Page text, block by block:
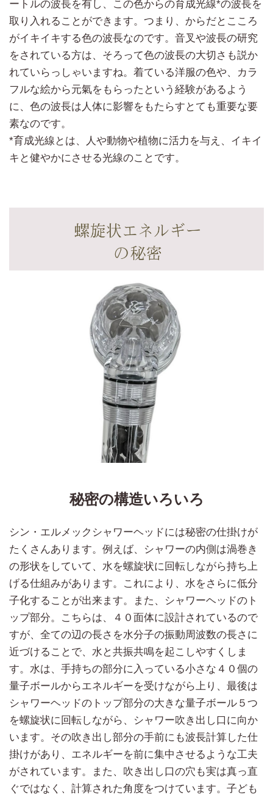
ートルの波長を有し、この色からの育成光線*の波長を
取り入れることができます。つまり、からだとこころ
がイキイキする色の波長なのです。音叉や波長の研究
をされている方は、そろって色の波長の大切さも説か
れていらっしゃいますね。着ている洋服の色や、カラ
フルな絵から元氣をもらったという経験があるよう
に、色の波長は人体に影響をもたらすとても重要な要
素なのです。
*育成光線とは、人や動物や植物に活力を与え、イキイ
キと健やかにさせる光線のことです。
秘密の構造いろいろ
シン・エルメックシャワーヘッドには秘密の仕掛けが
たくさんあります。例えば、シャワーの内側は渦巻き
の形状をしていて、水を螺旋状に回転しながら持ち上
げる仕組みがあります。これにより、水をさらに低分
子化することが出来ます。また、シャワーヘッドのト
ップ部分。こちらは、４０面体に設計されているので
すが、全ての辺の長さを水分子の振動周波数の長さに
近づけることで、水と共振共鳴を起こしやすくしま
す。水は、手持ちの部分に入っている小さな４０個の
量子ボールからエネルギーを受けながら上り、最後は
シャワーヘッドのトップ部分の大きな量子ボール５つ
を螺旋状に回転しながら、シャワー吹き出し口に向か
います。その吹き出し部分の手前にも波長計算した仕
掛けがあり、エネルギーを前に集中させるような工夫
がされています。また、吹き出し口の穴も実は真っ直
ぐではなく、計算された角度をつけています。子ども